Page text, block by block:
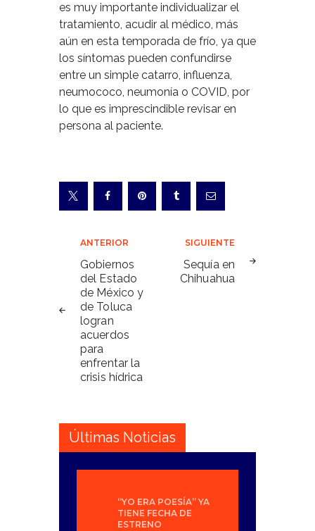
es muy importante individualizar el
tratamiento, acudir al médico, más
aún en esta temporada de frío, ya que
los síntomas pueden confundirse
entre un simple catarro, influenza,
neumococo, neumonía o COVID, por
lo que es imprescindible revisar en
persona al paciente.
Navegación
de
entradas
ANTERIOR
Gobiernos
del Estado
de México y
de Toluca
logran
acuerdos
para
enfrentar la
crisis hídrica
SIGUIENTE
Sequía en
Chihuahua
Últimas Noticias
“YO ERA POESÍA” YA
TIENE FECHA DE
ESTRENO